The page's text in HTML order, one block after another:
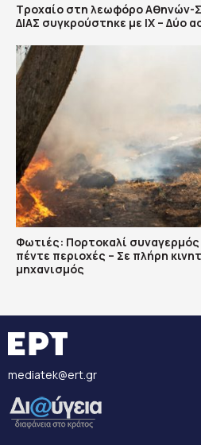
Τροχαίο στη λεωφόρο Αθηνών-
ΔΙΑΣ συγκρούστηκε με ΙΧ – Δύο
Φωτιές: Πορτοκαλί συναγερμός
πέντε περιοχές – Σε πλήρη
μηχανισμός
mediatek@ert.gr